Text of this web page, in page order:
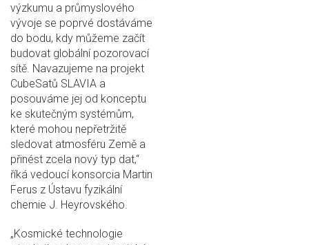
výzkumu a průmyslového
vývoje se poprvé dostáváme
do bodu, kdy můžeme začít
budovat globální pozorovací
sítě. Navazujeme na projekt
CubeSatů SLAVIA a
posouváme jej od konceptu
ke skutečným systémům,
které mohou nepřetržitě
sledovat atmosféru Země a
přinést zcela nový typ dat,“
říká vedoucí konsorcia Martin
Ferus z Ústavu fyzikální
chemie J. Heyrovského.
„Kosmické technologie